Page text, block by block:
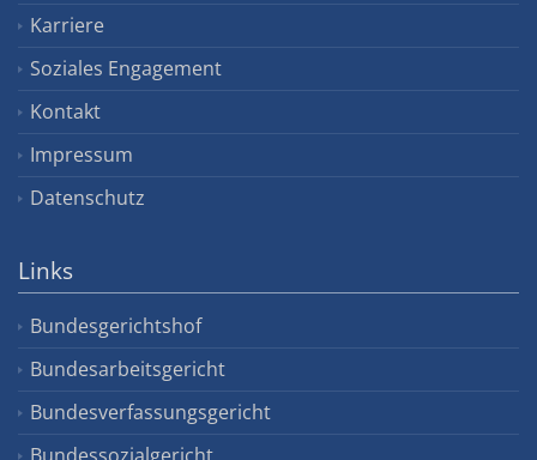
Karriere
Soziales Engagement
Kontakt
Impressum
Datenschutz
Links
Bundesgerichtshof
Bundesarbeitsgericht
Bundesverfassungsgericht